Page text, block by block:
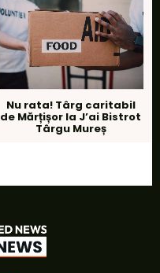
Nu rata! Târg caritabil
de Mărțișor la J’ai Bistrot
Târgu Mureș